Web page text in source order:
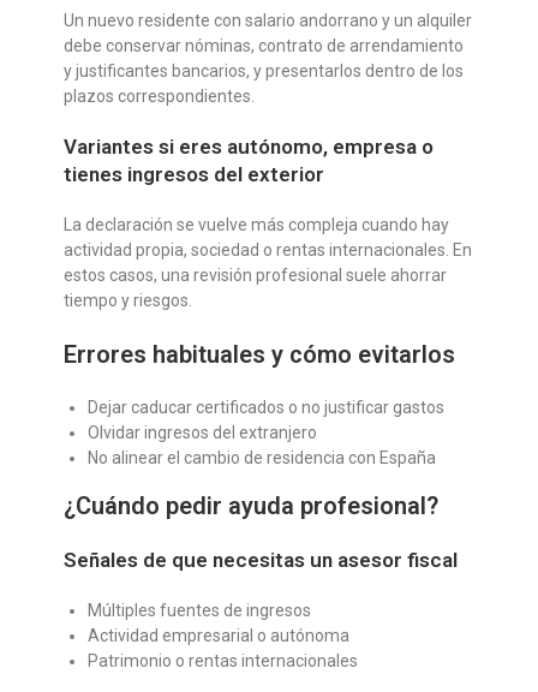
Un nuevo residente con salario andorrano y un alquiler
debe conservar nóminas, contrato de arrendamiento
y justificantes bancarios, y presentarlos dentro de los
plazos correspondientes.
Variantes si eres autónomo, empresa o
tienes ingresos del exterior
La declaración se vuelve más compleja cuando hay
actividad propia, sociedad o rentas internacionales. En
estos casos, una revisión profesional suele ahorrar
tiempo y riesgos.
Errores habituales y cómo evitarlos
Dejar caducar certificados o no justificar gastos
Olvidar ingresos del extranjero
No alinear el cambio de residencia con España
¿Cuándo pedir ayuda profesional?
Señales de que necesitas un asesor fiscal
Múltiples fuentes de ingresos
Actividad empresarial o autónoma
Patrimonio o rentas internacionales